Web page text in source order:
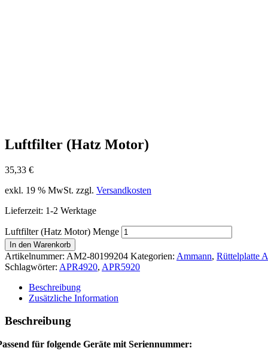
Luftfilter (Hatz Motor)
35,33 €
exkl. 19 % MwSt. zzgl. Versandkosten
Lieferzeit: 1-2 Werktage
Luftfilter (Hatz Motor) Menge
In den Warenkorb
Artikelnummer: AM2-80199204 Kategorien: Ammann, Rüttelplatte
Schlagwörter: APR4920, APR5920
Beschreibung
Zusätzliche Information
Beschreibung
für folgende Geräte mit Seriennummer: